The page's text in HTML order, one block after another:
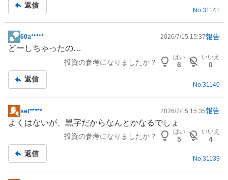
事
返信
No.31141
掲
示
事
60a***** 2026/7/15 15:37報告
どーしちゃったの…
投資の参考になりましたか？
はい
6
いいえ
0
返信
No. 31140
掲
示
事
set***** 2026/7/15 15:35報告
よくはないが、黒字だからなんとかなるでしょ
投資の参考になりましたか？
はい
5
いいえ
4
返信
No.31139